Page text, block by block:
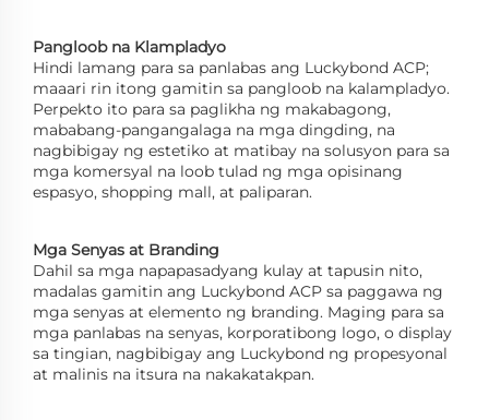
Pangloob na Klampladyo
Hindi lamang para sa panlabas ang Luckybond ACP;
maaari rin itong gamitin sa pangloob na kalampladyo.
Perpekto ito para sa paglikha ng makabagong,
mababang-pangangalaga na mga dingding, na
nagbibigay ng estetiko at matibay na solusyon para sa
mga komersyal na loob tulad ng mga opisinang
espasyo, shopping mall, at paliparan.
Mga Senyas at Branding
Dahil sa mga napapasadyang kulay at tapusin nito,
madalas gamitin ang Luckybond ACP sa paggawa ng
mga senyas at elemento ng branding. Maging para sa
mga panlabas na senyas, korporatibong logo, o display
sa tingian, nagbibigay ang Luckybond ng propesyonal
at malinis na itsura na nakakatakpan.